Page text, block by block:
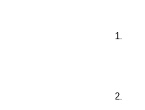
1.
2.